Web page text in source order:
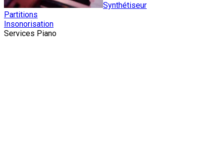
Synthétiseur
Partitions
Insonorisation
Services Piano